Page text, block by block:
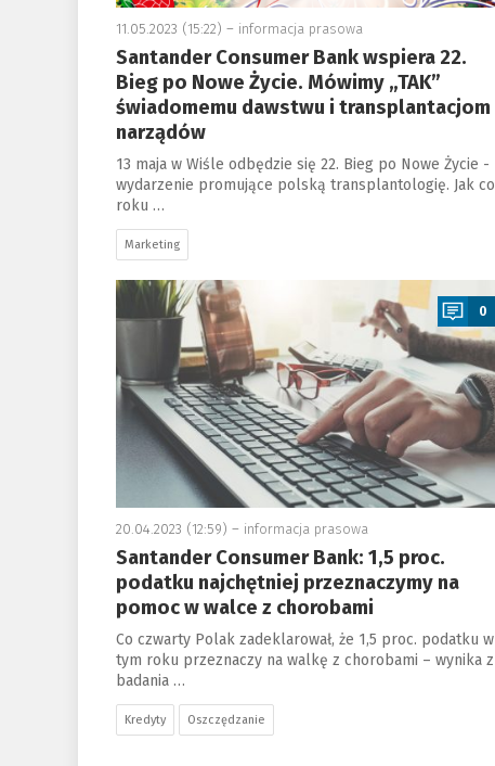
11.05.2023 (15:22) – informacja prasowa
Santander Consumer Bank wspiera 22.
Bieg po Nowe Życie. Mówimy „TAK”
świadomemu dawstwu i transplantacjom
narządów
13 maja w Wiśle odbędzie się 22. Bieg po Nowe Życie -
wydarzenie promujące polską transplantologię. Jak co
roku …
Marketing
a
0
20.04.2023 (12:59) – informacja prasowa
Santander Consumer Bank: 1,5 proc.
podatku najchętniej przeznaczymy na
pomoc w walce z chorobami
Co czwarty Polak zadeklarował, że 1,5 proc. podatku w
tym roku przeznaczy na walkę z chorobami – wynika z
badania …
Kredyty Oszczędzanie